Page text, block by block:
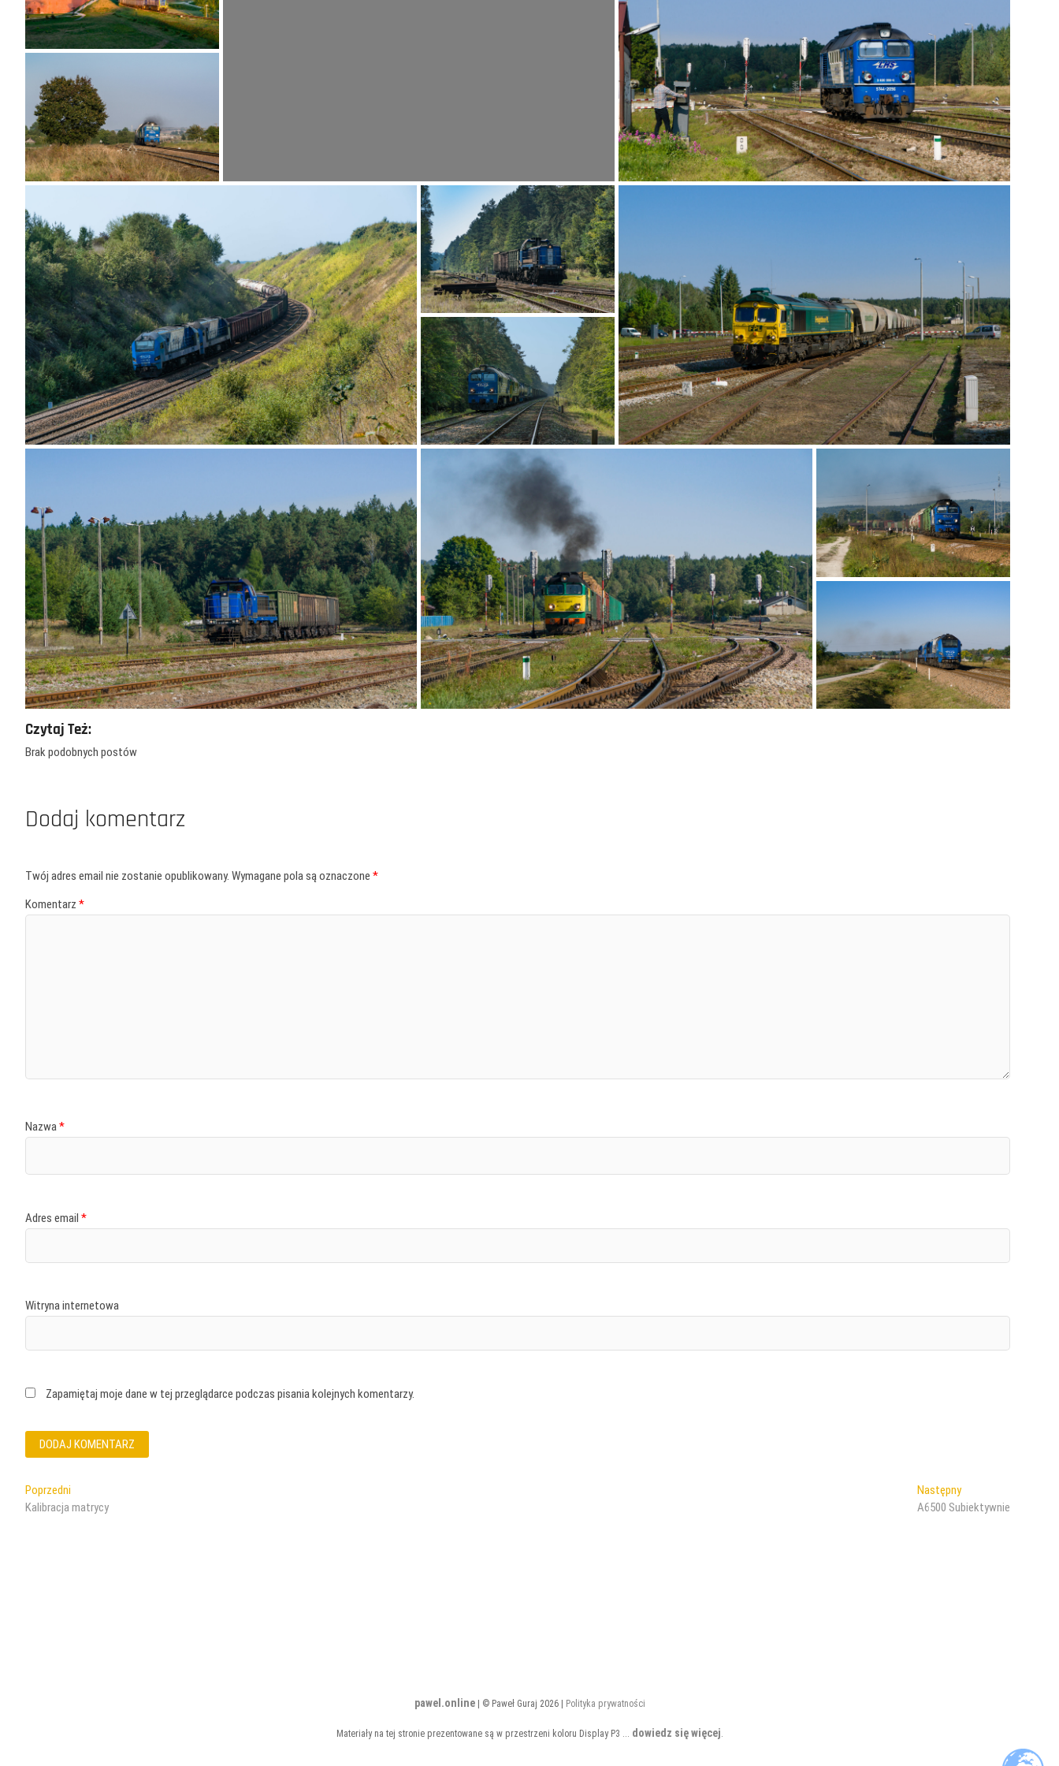
Czytaj Też:
Brak podobnych postów
Dodaj komentarz
Twój adres email nie zostanie opublikowany. Wymagane pola są oznaczone *
Komentarz *
Nazwa*
Adres email *
Witryna internetowa
Zapamiętaj moje dane w tej przeglądarce podczas pisania kolejnych komentarzy.
Nawigacja
wpisu
Poprzedni
wpis:
Kalibracja matrycy
NastępnyNastępny
wpis:
A6500 Subiektywnie
pawel.online| © Paweł Guraj 2026 | Polityka prywatności
Materiały na tej stronie prezentowane są w przestrzeni koloru Display P3 ... dowiedz się więcej.